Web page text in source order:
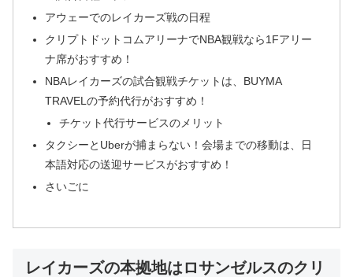
アウェーでのレイカーズ戦の日程
クリプトドットコムアリーナでNBA観戦なら1Fアリー
ナ席がおすすめ！
NBAレイカーズの試合観戦チケットは、BUYMA
TRAVELの予約代行がおすすめ！
チケット代行サービスのメリット
タクシーとUberが捕まらない！会場までの移動は、日
本語対応の送迎サービスがおすすめ！
さいごに
レイカーズの本拠地はロサンゼルスのクリ